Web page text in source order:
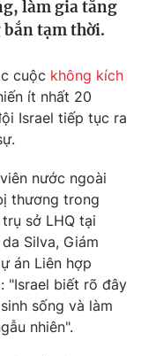
làm gia tăng
tạm thời.
cuộc không kích
ít nhất 20
Israel tiếp tục ra
nước ngoài
thương trong
sở LHQ tại
Silva, Giám
án Liên hợp
"Israel biết rõ đây
sống và làm
nhiên".